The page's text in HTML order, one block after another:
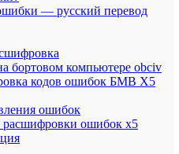
— русский перевод
бортовом компьютере obciv
кодов ошибок БМВ Х5
ошибок
расшифровки ошибок х5